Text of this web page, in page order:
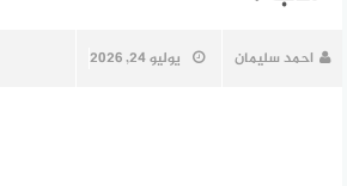
احمد سليمان يوليو 24, 2026